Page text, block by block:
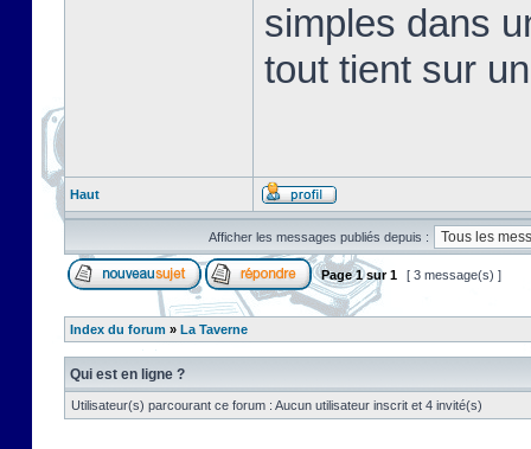
simples dans
tout tient sur
Haut
Afficher les messages publiés depuis :
Page1sur1 [ 3 message(s) ]
Index du forum » La Taverne
Qui est en ligne ?
Utilisateur(s) parcourant ce forum : Aucun utilisateur inscrit et 4 invité(s)